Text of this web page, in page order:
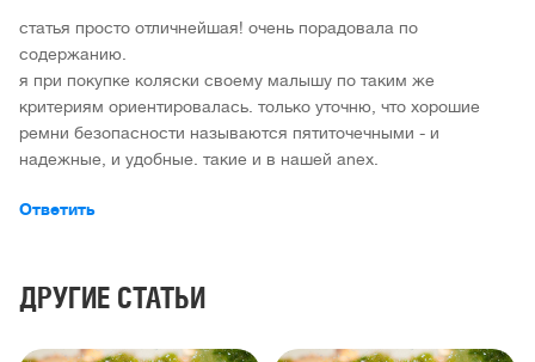
статья просто отличнейшая! очень порадовала по
содержанию.
я при покупке коляски своему малышу по таким же
критериям ориентировалась. только уточню, что хорошие
ремни безопасности называются пятиточечными - и
надежные, и удобные. такие и в нашей anex.
Ответить
ДРУГИЕ СТАТЬИ